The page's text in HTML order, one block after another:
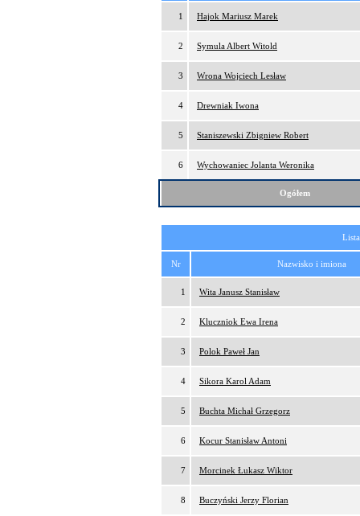
1 Hajok Mariusz Marek
2 Symula Albert Witold
3 Wrona Wojciech Lesław
4 Drewniak Iwona
5 Staniszewski Zbigniew Robert
6 Wychowaniec Jolanta Weronika
Ogółem
Nr Nazwisko i imiona
1 Wita Janusz Stanisław
2 Kluczniok Ewa Irena
3 Polok Paweł Jan
4 Sikora Karol Adam
5 Buchta Michał Grzegorz
6 Kocur Stanisław Antoni
7 Morcinek Łukasz Wiktor
8 Buczyński Jerzy Florian